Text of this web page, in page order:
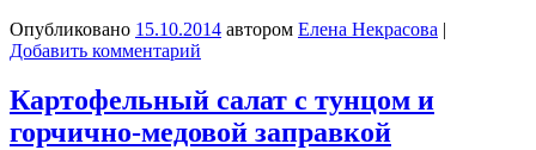
Опубликовано 15.10.2014 автором Елена Некрасова |
Добавить комментарий
Картофельный салат с тунцом и
горчично-медовой заправкой